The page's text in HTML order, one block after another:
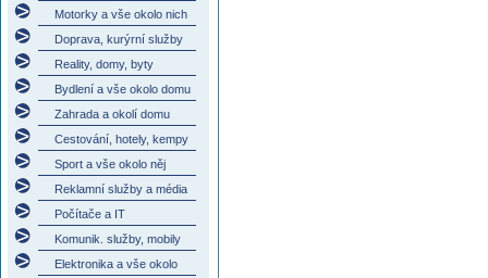
Motorky a vše okolo nich
Doprava, kurýrní služby
Reality, domy, byty
Bydlení a vše okolo domu
Zahrada a okolí domu
Cestování, hotely, kempy
Sport a vše okolo něj
Reklamní služby a média
Počítače a IT
Komunik. služby, mobily
Elektronika a vše okolo